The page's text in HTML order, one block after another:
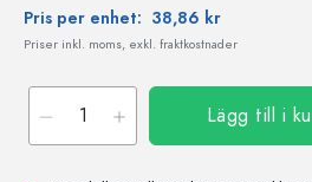
Pris per enhet: 38,86 kr
Priser inkl. moms, exkl. fraktkostnader
Lägg till i